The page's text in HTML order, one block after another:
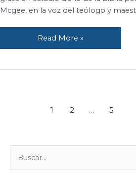
Mcgee, en la voz del teólogo y
Read More »
1 2 … 5